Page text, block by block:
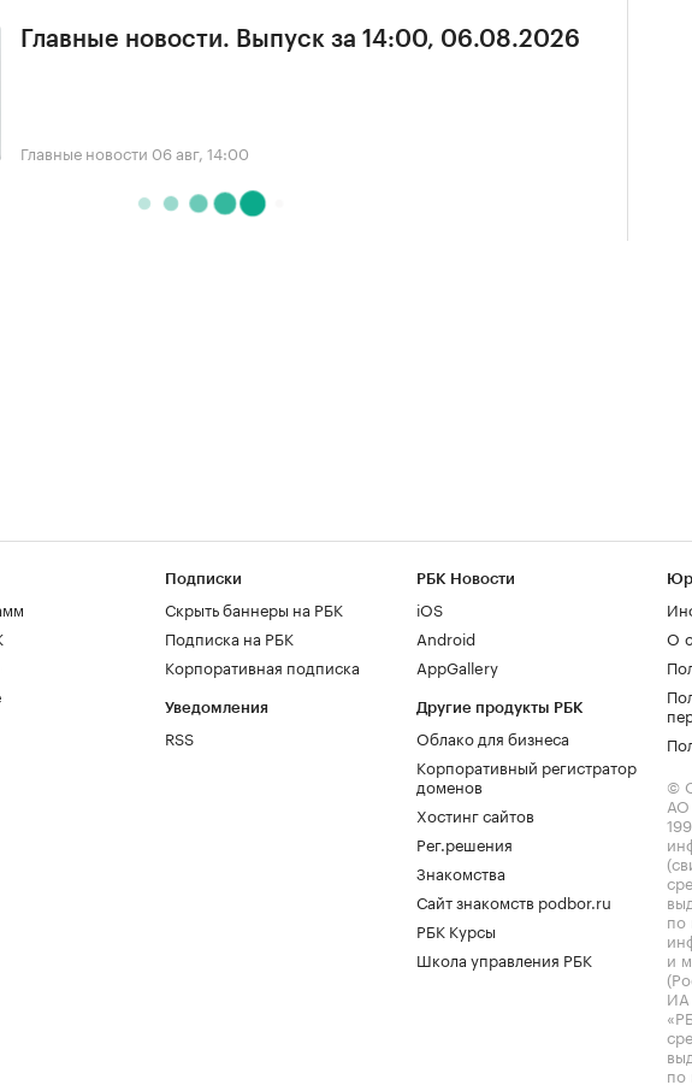
Главные новости. Выпуск за 14:00, 06.08.2026
Главные новости 06 авг, 14:00
Подписки
Скрыть баннеры на РБК
Подписка на РБК
Корпоративная подписка
Уведомления
RSS
РБК Новости
iOS
Android
AppGallery
Другие продукты РБК
Облако для бизнеса
Корпоративный регистратор
доменов
Хостинг сайтов
Рег.решения
Знакомства
Сайт знакомств podbor.ru
РБК Курсы
Школа управления РБК
О
©
по
и
ИА
по